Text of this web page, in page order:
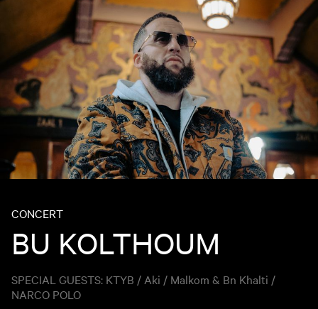
CONCERT
BU KOLTHOUM
SPECIAL GUESTS: KTYB / Aki / Malkom & Bn Khalti /
NARCO POLO